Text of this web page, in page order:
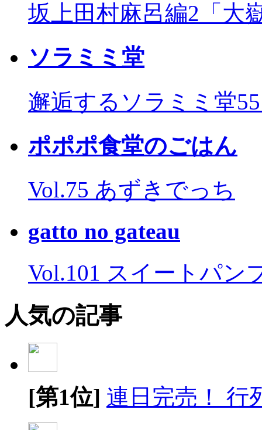
坂上田村麻呂編2「大
ソラミミ堂
邂逅するソラミミ堂
ポポポ食堂のごはん
Vol.75 あずきでっち
gatto no gateau
Vol.101 スイートパン
人気の記事
[第1位] 連日完売！ 行